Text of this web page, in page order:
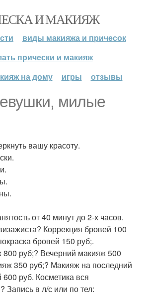
И МАКИЯЖ
виды макияжа и причесок
прически и макияж
на дому
игры отзывы
милые
вашу красоту.
от 40 минут до 2-х часов.
Коррекция бровей 100
бровей 150 руб;.
руб;? Вечерний макияж 500
350 руб;? Макияж на последний
руб. Косметика вся
Запись в л/с или по тел: